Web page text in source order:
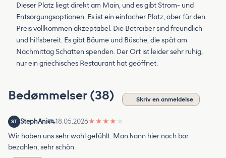
Dieser Platz liegt direkt am Main, und es gibt Strom- und
Entsorgungsoptionen. Es ist ein einfacher Platz, aber für den
Preis vollkommen akzeptabel. Die Betreiber sind freundlich
und hilfsbereit. Es gibt Bäume und Büsche, die spät am
Nachmittag Schatten spenden. Der Ort ist leider sehr ruhig,
nur ein griechisches Restaurant hat geöffnet.
Bedømmelser (38) Skriv en anmeldelse
ST StephAni 18.05.2026★ ★ ★ ★ ★
Wir haben uns sehr wohl gefühlt. Man kann hier noch bar
bezahlen, sehr schön.